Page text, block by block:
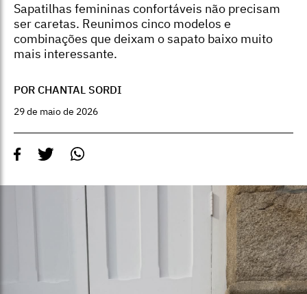
Sapatilhas femininas confortáveis não precisam
ser caretas. Reunimos cinco modelos e
combinações que deixam o sapato baixo muito
mais interessante.
POR CHANTAL SORDI
29 de maio de 2026